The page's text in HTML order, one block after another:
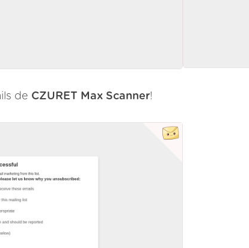
de CZURET Max Scanner!